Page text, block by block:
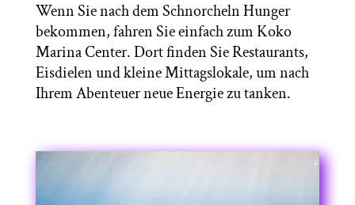
Wenn Sie nach dem Schnorcheln Hunger
bekommen, fahren Sie einfach zum Koko
Marina Center. Dort finden Sie Restaurants,
Eisdielen und kleine Mittagslokale, um nach
Ihrem Abenteuer neue Energie zu tanken.